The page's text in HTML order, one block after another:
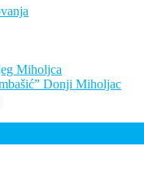
Miholjca
Donji Miholjac